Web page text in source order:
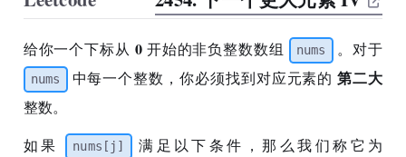
给你一个下标从 0开始的非负整数数组 nums 。对于
nums 中每一个整数，你必须找到对应元素的第二大
整数。
如果
nums[j] 满足以下条件，那么我们称它为